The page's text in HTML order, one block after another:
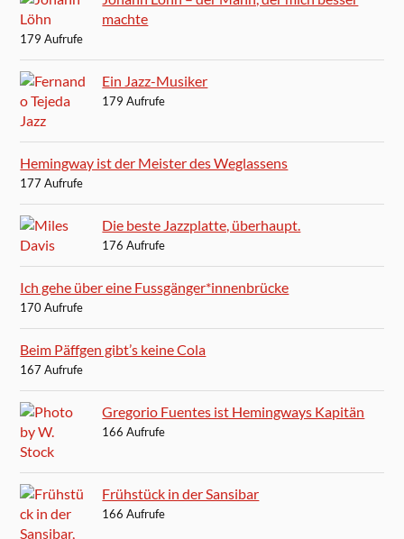
machte
179 Aufrufe
Ein Jazz-Musiker
179 Aufrufe
Hemingway ist der Meister des Weglassens
177 Aufrufe
Die beste Jazzplatte, überhaupt.
176 Aufrufe
Ich gehe über eine Fussgänger*innenbrücke
170 Aufrufe
Beim Päffgen gibt’s keine Cola
167 Aufrufe
Gregorio Fuentes ist Hemingways Kapitän
166 Aufrufe
Frühstück in der Sansibar
166 Aufrufe